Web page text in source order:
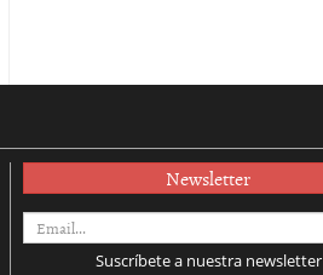
Newsletter
Suscríbete a nuestra newsletter